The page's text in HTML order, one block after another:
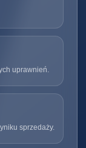
uprawnień.
sprzedaży.